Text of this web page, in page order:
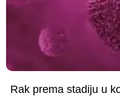
Rak prema stadiju u